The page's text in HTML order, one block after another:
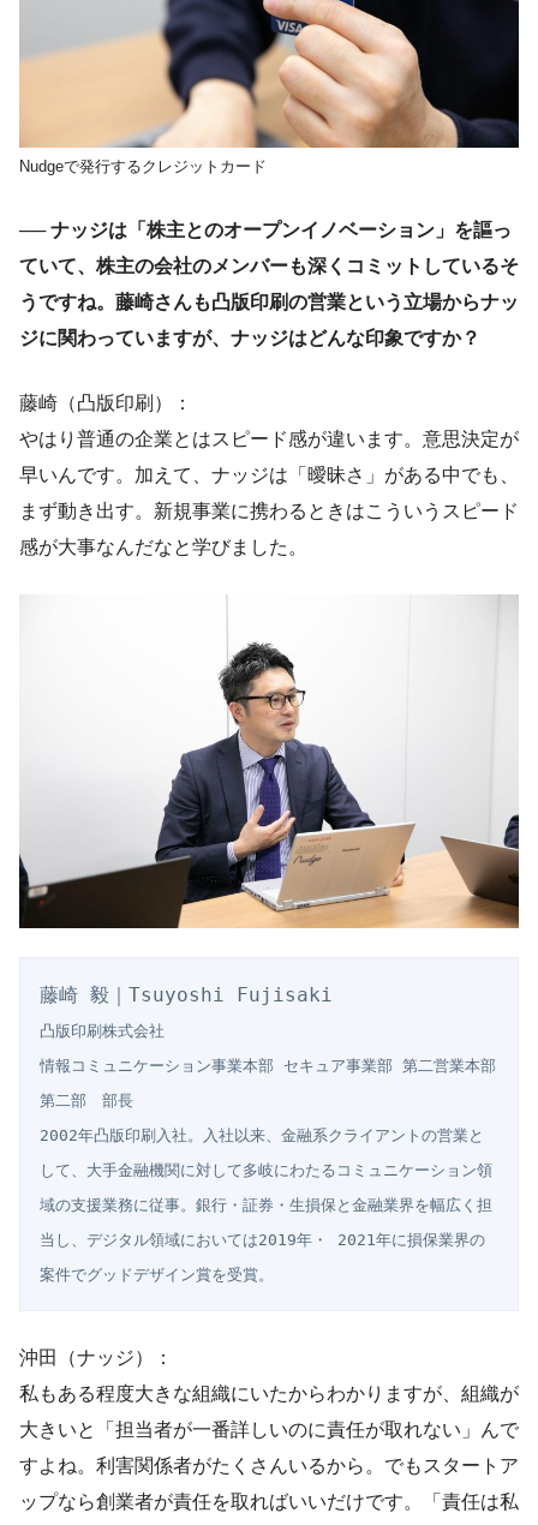
Nudgeで発行するクレジットカード
── ナッジは「株主とのオープンイノベーション」を謳っ
ていて、株主の会社のメンバーも深くコミットしているそ
うですね。藤崎さんも凸版印刷の営業という立場からナッ
ジに関わっていますが、ナッジはどんな印象ですか？
藤崎（凸版印刷）：
やはり普通の企業とはスピード感が違います。意思決定が
早いんです。加えて、ナッジは「曖昧さ」がある中でも、
まず動き出す。新規事業に携わるときはこういうスピード
感が大事なんだなと学びました。
凸版印刷株式会社
情報コミュニケーション事業本部 セキュア事業部 第二営業本部
第二部　部長
2002年凸版印刷入社。入社以来、金融系クライアントの営業と
して、大手金融機関に対して多岐にわたるコミュニケーション領
域の支援業務に従事。銀行・証券・生損保と金融業界を幅広く担
当し、デジタル領域においては2019年・ 2021年に損保業界の
案件でグッドデザイン賞を受賞。
沖田（ナッジ）：
私もある程度大きな組織にいたからわかりますが、組織が
大きいと「担当者が一番詳しいのに責任が取れない」んで
すよね。利害関係者がたくさんいるから。でもスタートア
ップなら創業者が責任を取ればいいだけです。「責任は私